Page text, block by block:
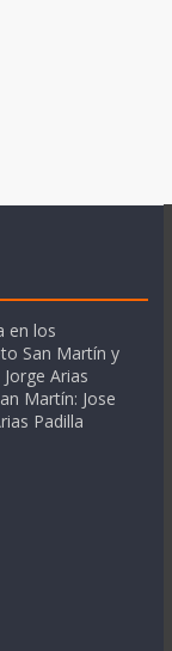
en los
San Martín y
Arias
Martín: Jose
Padilla